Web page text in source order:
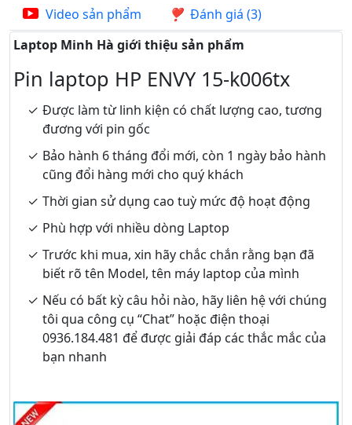
Video sản phẩm
Đánh giá (3)
Laptop Minh Hà giới thiệu sản phẩm
Pin laptop HP ENVY 15-k006tx
Được làm từ linh kiện có chất lượng cao, tương
đương với pin gốc
Bảo hành 6 tháng đổi mới, còn 1 ngày bảo hành
cũng đổi hàng mới cho quý khách
Thời gian sử dụng cao tuỳ mức độ hoạt động
Phù hợp với nhiều dòng Laptop
Trước khi mua, xin hãy chắc chắn rằng bạn đã
biết rõ tên Model, tên máy laptop của mình
Nếu có bất kỳ câu hỏi nào, hãy liên hệ với chúng
tôi qua công cụ “Chat” hoặc điện thoại
0936.184.481 để được giải đáp các thắc mắc của
bạn nhanh